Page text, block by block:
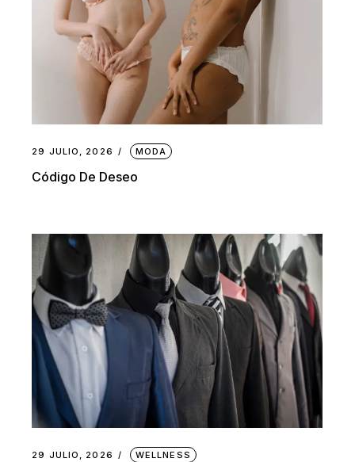
29 JULIO, 2026 MODA
Código De Deseo
29 JULIO, 2026 WELLNESS